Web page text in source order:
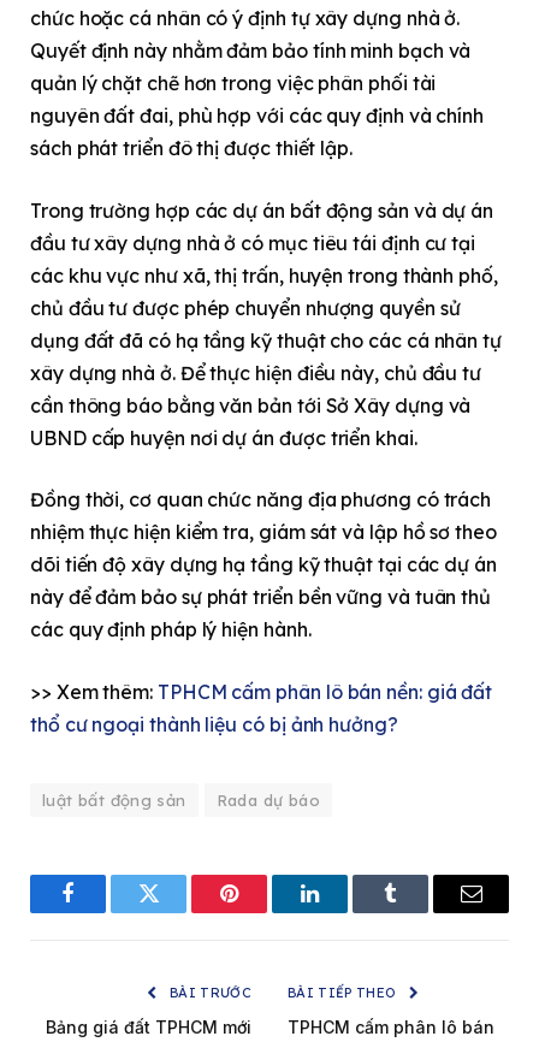
chức hoặc cá nhân có ý định tự xây dựng nhà ở.
Quyết định này nhằm đảm bảo tính minh bạch và
quản lý chặt chẽ hơn trong việc phân phối tài
nguyên đất đai, phù hợp với các quy định và chính
sách phát triển đô thị được thiết lập.
Trong trường hợp các dự án bất động sản và dự án
đầu tư xây dựng nhà ở có mục tiêu tái định cư tại
các khu vực như xã, thị trấn, huyện trong thành phố,
chủ đầu tư được phép chuyển nhượng quyền sử
dụng đất đã có hạ tầng kỹ thuật cho các cá nhân tự
xây dựng nhà ở. Để thực hiện điều này, chủ đầu tư
cần thông báo bằng văn bản tới Sở Xây dựng và
UBND cấp huyện nơi dự án được triển khai.
Đồng thời, cơ quan chức năng địa phương có trách
nhiệm thực hiện kiểm tra, giám sát và lập hồ sơ theo
dõi tiến độ xây dựng hạ tầng kỹ thuật tại các dự án
này để đảm bảo sự phát triển bền vững và tuân thủ
các quy định pháp lý hiện hành.
>> Xem thêm: TPHCM cấm phân lô bán nền: giá đất
thổ cư ngoại thành liệu có bị ảnh hưởng?
luật bất động sản Rada dự báo
FacebookTwitter Pinterest LinkedInTumblr Email
BÀI TRƯỚC
Bảng giá đất TPHCM mới
BÀI TIẾP THEO
TPHCM cấm phân lô bán